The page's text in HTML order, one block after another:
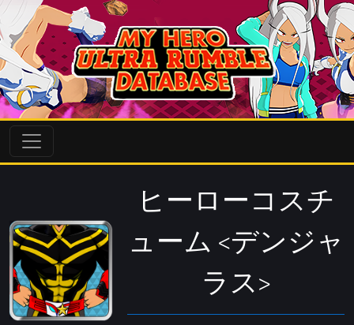
ヒーローコスチ
ューム <デンジャ
ラス>